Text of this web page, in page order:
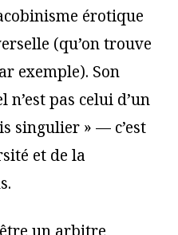
érotique
(qu’on trouve
exemple). Son
pas celui d’un
singulier » — c’est
et de la